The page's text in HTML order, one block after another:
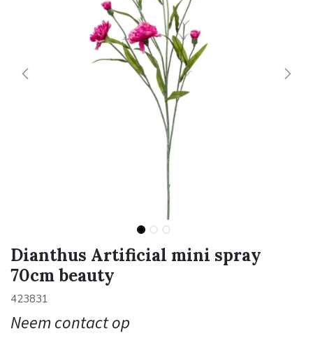
Dianthus Artificial mini spray
70cm beauty
423831
Neem contact op